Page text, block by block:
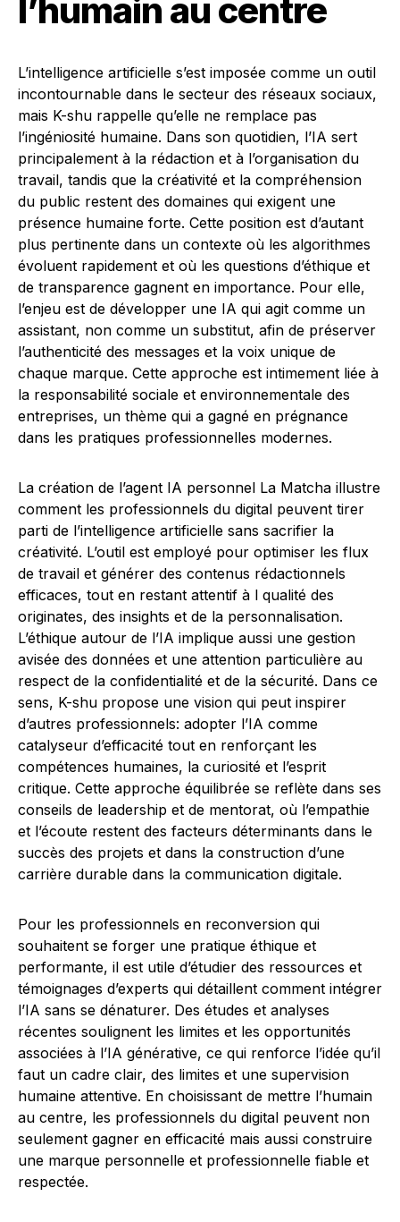
l’humain au centre
L’intelligence artificielle s’est imposée comme un outil
incontournable dans le secteur des réseaux sociaux,
mais K-shu rappelle qu’elle ne remplace pas
l’ingéniosité humaine. Dans son quotidien, l’IA sert
principalement à la rédaction et à l’organisation du
travail, tandis que la créativité et la compréhension
du public restent des domaines qui exigent une
présence humaine forte. Cette position est d’autant
plus pertinente dans un contexte où les algorithmes
évoluent rapidement et où les questions d’éthique et
de transparence gagnent en importance. Pour elle,
l’enjeu est de développer une IA qui agit comme un
assistant, non comme un substitut, afin de préserver
l’authenticité des messages et la voix unique de
chaque marque. Cette approche est intimement liée à
la responsabilité sociale et environnementale des
entreprises, un thème qui a gagné en prégnance
dans les pratiques professionnelles modernes.
La création de l’agent IA personnel La Matcha illustre
comment les professionnels du digital peuvent tirer
parti de l’intelligence artificielle sans sacrifier la
créativité. L’outil est employé pour optimiser les flux
de travail et générer des contenus rédactionnels
efficaces, tout en restant attentif à l qualité des
originates, des insights et de la personnalisation.
L’éthique autour de l’IA implique aussi une gestion
avisée des données et une attention particulière au
respect de la confidentialité et de la sécurité. Dans ce
sens, K-shu propose une vision qui peut inspirer
d’autres professionnels: adopter l’IA comme
catalyseur d’efficacité tout en renforçant les
compétences humaines, la curiosité et l’esprit
critique. Cette approche équilibrée se reflète dans ses
conseils de leadership et de mentorat, où l’empathie
et l’écoute restent des facteurs déterminants dans le
succès des projets et dans la construction d’une
carrière durable dans la communication digitale.
Pour les professionnels en reconversion qui
souhaitent se forger une pratique éthique et
performante, il est utile d’étudier des ressources et
témoignages d’experts qui détaillent comment intégrer
l’IA sans se dénaturer. Des études et analyses
récentes soulignent les limites et les opportunités
associées à l’IA générative, ce qui renforce l’idée qu’il
faut un cadre clair, des limites et une supervision
humaine attentive. En choisissant de mettre l’humain
au centre, les professionnels du digital peuvent non
seulement gagner en efficacité mais aussi construire
une marque personnelle et professionnelle fiable et
respectée.